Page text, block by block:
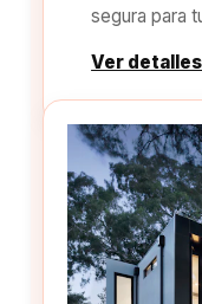
segura para
Ver